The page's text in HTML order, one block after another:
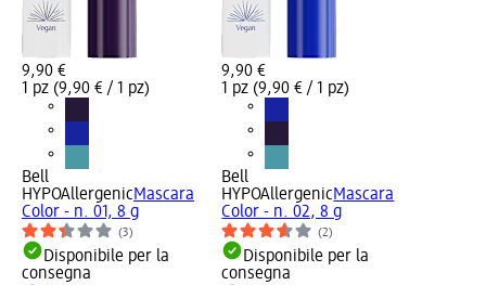
9,90 €
1 pz (9,90 € / 1 pz)
Bell
HYPOAllergenicMascara
Color - n. 01, 8 g
(3)
Disponibile per la
consegna
9,90 €
1 pz (9,90 € / 1 pz)
Bell
HYPOAllergenicMascara
Color - n. 02, 8 g
(2)
Disponibile per la
consegna